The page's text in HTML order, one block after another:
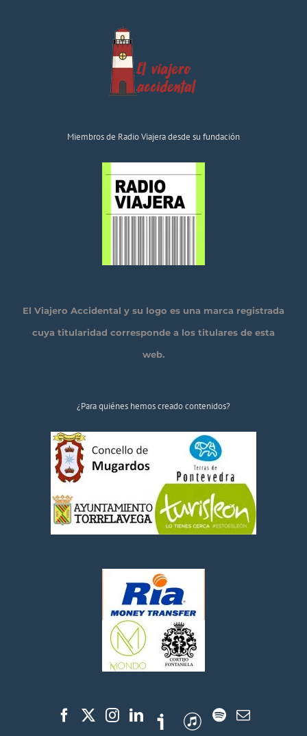
Miembros de Radio Viajera desde su fundación
El Viajero Accidental y su logo es una marca registrada
cuya titularidad corresponde a los titulares de esta
web.
¿Para quiénes hemos creado contenidos?